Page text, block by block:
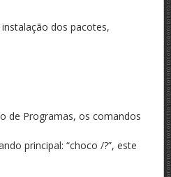
dos pacotes,
de Programas, os comandos
principal: “choco /?”, este